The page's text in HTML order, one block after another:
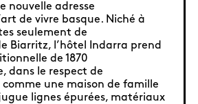
nouvelle adresse
de vivre basque. Niché à
seulement de
Biarritz, l’hôtel Indarra prend
de 1870
dans le respect de
comme une maison de famille
lignes épurées, matériaux